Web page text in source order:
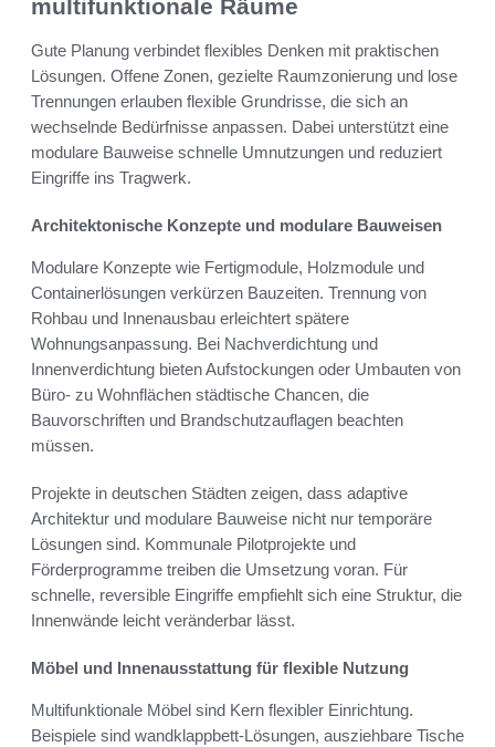
multifunktionale Räume
Gute Planung verbindet flexibles Denken mit praktischen
Lösungen. Offene Zonen, gezielte Raumzonierung und lose
Trennungen erlauben flexible Grundrisse, die sich an
wechselnde Bedürfnisse anpassen. Dabei unterstützt eine
modulare Bauweise schnelle Umnutzungen und reduziert
Eingriffe ins Tragwerk.
Architektonische Konzepte und modulare Bauweisen
Modulare Konzepte wie Fertigmodule, Holzmodule und
Containerlösungen verkürzen Bauzeiten. Trennung von
Rohbau und Innenausbau erleichtert spätere
Wohnungsanpassung. Bei Nachverdichtung und
Innenverdichtung bieten Aufstockungen oder Umbauten von
Büro- zu Wohnflächen städtische Chancen, die
Bauvorschriften und Brandschutzauflagen beachten
müssen.
Projekte in deutschen Städten zeigen, dass adaptive
Architektur und modulare Bauweise nicht nur temporäre
Lösungen sind. Kommunale Pilotprojekte und
Förderprogramme treiben die Umsetzung voran. Für
schnelle, reversible Eingriffe empfiehlt sich eine Struktur, die
Innenwände leicht veränderbar lässt.
Möbel und Innenausstattung für flexible Nutzung
Multifunktionale Möbel sind Kern flexibler Einrichtung.
Beispiele sind wandklappbett-Lösungen, ausziehbare Tische